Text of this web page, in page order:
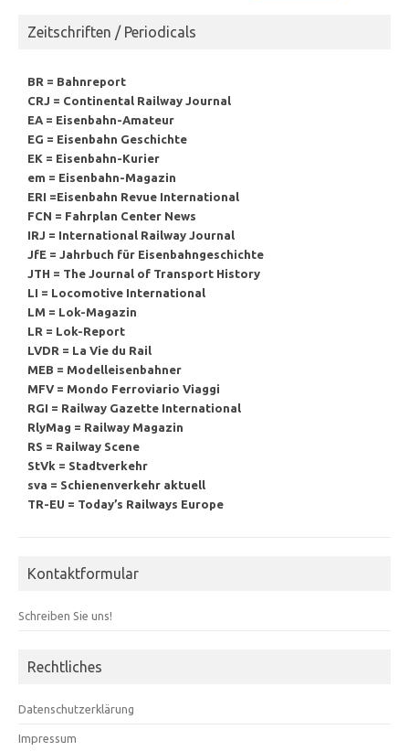
Zeitschriften / Periodicals
BR = Bahnreport
CRJ = Continental Railway Journal
EA = Eisenbahn-Amateur
EG = Eisenbahn Geschichte
EK = Eisenbahn-Kurier
em = Eisenbahn-Magazin
ERI =Eisenbahn Revue International
FCN = Fahrplan Center News
IRJ = International Railway Journal
JfE = Jahrbuch für Eisenbahngeschichte
JTH = The Journal of Transport History
LI = Locomotive International
LM = Lok-Magazin
LR = Lok-Report
LVDR = La Vie du Rail
MEB = Modelleisenbahner
MFV = Mondo Ferroviario Viaggi
RGI = Railway Gazette International
RlyMag = Railway Magazin
RS = Railway Scene
StVk = Stadtverkehr
sva = Schienenverkehr aktuell
TR-EU = Today’s Railways Europe
Kontaktformular
Schreiben Sie uns!
Rechtliches
Datenschutzerklärung
Impressum